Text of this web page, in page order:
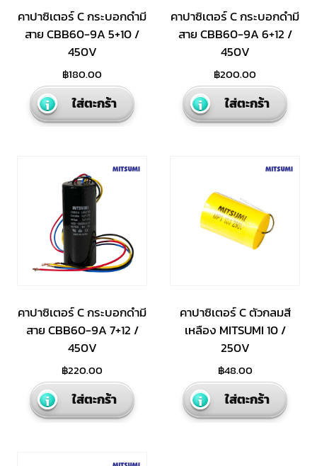
คาปาซิเตอร์ C กระบอกดำมี
สาย CBB60-9A 5+10 /
450V
฿180.00
ใส่ตะกร้า
คาปาซิเตอร์ C กระบอกดำมี
สาย CBB60-9A 6+12 /
450V
฿200.00
ใส่ตะกร้า
คาปาซิเตอร์ C กระบอกดำมี
สาย CBB60-9A 7+12 /
450V
฿220.00
ใส่ตะกร้า
คาปาซิเตอร์ C ตัวกลมสี
เหลือง MITSUMI 10 /
250V
฿48.00
ใส่ตะกร้า